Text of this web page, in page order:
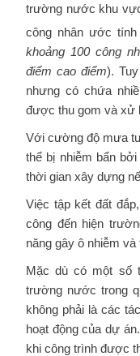
trường nước khu
công nhân ước tính
khoảng 100 công
điểm cao điểm).
nhưng có chứa
được thu gom và
Với cường độ mưa
thể bị nhiễm bẩn
thời gian xây dựng
Việc tập kết đất
công đến hiện
năng gây ô nhiễm
Mặc dù có một số
trường nước trong
không phải là các
hoạt động của dự
khi công trình được